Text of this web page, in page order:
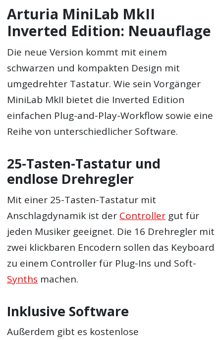
Arturia MiniLab MkII
Inverted Edition: Neuauflage
Die neue Version kommt mit einem
schwarzen und kompakten Design mit
umgedrehter Tastatur. Wie sein Vorgänger
MiniLab MkII bietet die Inverted Edition
einfachen Plug-and-Play-Workflow sowie eine
Reihe von unterschiedlicher Software.
25-Tasten-Tastatur und
endlose Drehregler
Mit einer 25-Tasten-Tastatur mit
Anschlagdynamik ist der Controller gut für
jeden Musiker geeignet. Die 16 Drehregler mit
zwei klickbaren Encodern sollen das Keyboard
zu einem Controller für Plug-Ins und Soft-
Synths machen.
Inklusive Software
Außerdem gibt es kostenlose